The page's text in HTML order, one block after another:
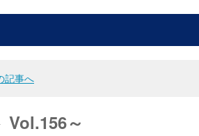
記事へ
Vol.156～